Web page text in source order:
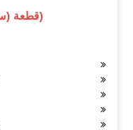
مرجع فوب السعر: US $ 0.38-0.48 / قطعة (سعر فوب)